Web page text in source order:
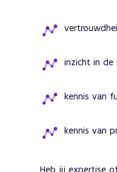
inzicht in de
kennis van
kennis van
Heb jij expertise